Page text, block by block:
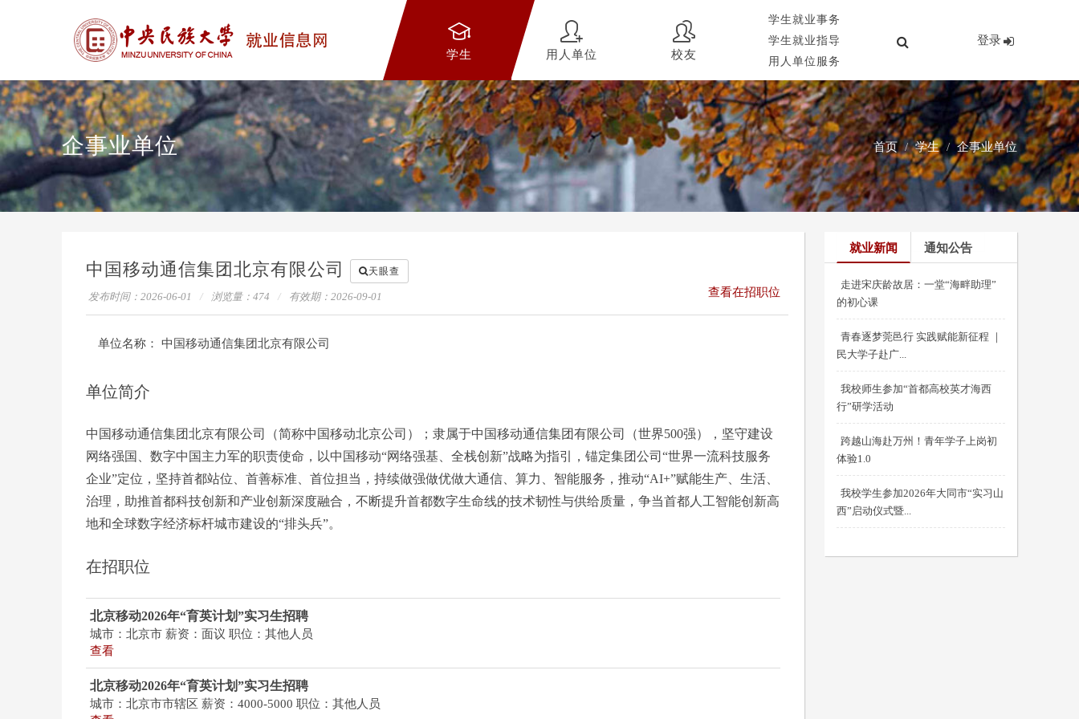
学生 用人单位 校友
学生就业事务
学生就业指导
用人单位服务
登录
企事业单位 首页 学生 企事业单位
中国移动通信集团北京有限公司 天眼查
查看在招职位
发布时间：2026-06-01 浏览量： 474 有效期： 2026-09-01
单位名称： 中国移动通信集团北京有限公司
单位简介
中国移动通信集团北京有限公司（简称中国移动北京公司）；隶属于中国移动通信集团有限公司（世界500强），坚守建设
网络强国、数字中国主力军的职责使命，以中国移动“网络强基、全栈创新”战略为指引，锚定集团公司“世界一流科技服务
企业”定位，坚持首都站位、首善标准、首位担当，持续做强做优做大通信、算力、智能服务，推动“AI+”赋能生产、生活、
治理，助推首都科技创新和产业创新深度融合，不断提升首都数字生命线的技术韧性与供给质量，争当首都人工智能创新高
地和全球数字经济标杆城市建设的“排头兵”。
在招职位
北京移动2026年“育英计划”实习生招聘
城市：北京市 薪资：面议 职位：其他人员
查看
北京移动2026年“育英计划”实习生招聘
城市：北京市市辖区 薪资：4000-5000 职位：其他人员
就业新闻 通知公告
走进宋庆龄故居：一堂“海畔助理”
的初心课
青春逐梦莞邑行 实践赋能新征程 ｜
民大学子赴广...
我校师生参加“首都高校英才海西
行”研学活动
跨越山海赴万州！青年学子上岗初
体验1.0
我校学生参加2026年大同市“实习山
西”启动仪式暨...